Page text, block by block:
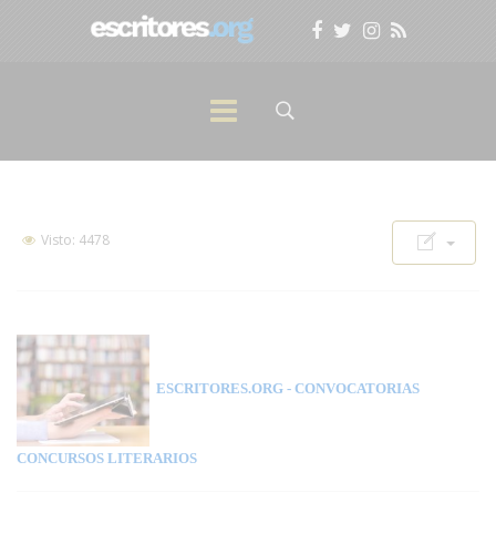
Visto: 4478
ESCRITORES.ORG - CONVOCATORIAS
CONCURSOS LITERARIOS